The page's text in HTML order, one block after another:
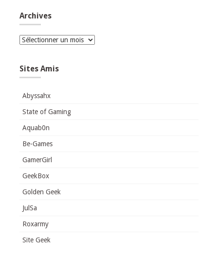
Archives
Archives
Sites Amis
Abyssahx
State of Gaming
Aquab0n
Be-Games
GamerGirl
GeekBox
Golden Geek
JulSa
Roxarmy
Site Geek